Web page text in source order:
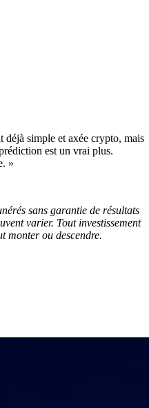
déjà simple et axée crypto, mais
est un vrai plus.
»
sans garantie de résultats
varier. Tout investissement
monter ou descendre.